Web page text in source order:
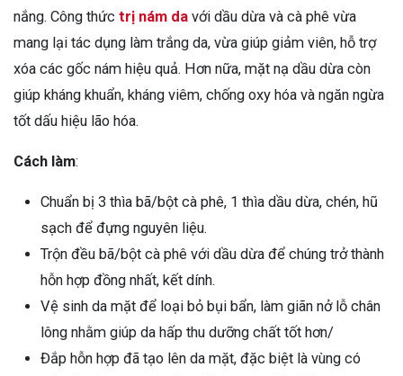
nắng. Công thức trị nám da với dầu dừa và cà phê vừa
mang lại tác dụng làm trắng da, vừa giúp giảm viên, hỗ trợ
xóa các gốc nám hiệu quả. Hơn nữa, mặt nạ dầu dừa còn
giúp kháng khuẩn, kháng viêm, chống oxy hóa và ngăn ngừa
tốt dấu hiệu lão hóa.
Cách làm:
Chuẩn bị 3 thìa bã/bột cà phê, 1 thìa dầu dừa, chén, hũ
sạch để đựng nguyên liệu.
Trộn đều bã/bột cà phê với dầu dừa để chúng trở thành
hỗn hợp đồng nhất, kết dính.
Vệ sinh da mặt để loại bỏ bụi bẩn, làm giãn nở lỗ chân
lông nhằm giúp da hấp thu dưỡng chất tốt hơn/
Đắp hỗn hợp đã tạo lên da mặt, đặc biệt là vùng có